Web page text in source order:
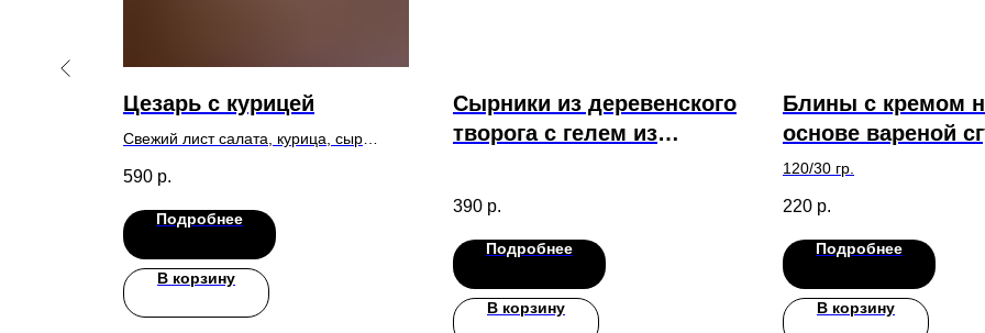
Цезарь с курицей
Свежий лист салата, курица, сыр
соус цезарь
590 р.
Подробнее
В корзину
Сырники из деревенского
творога с гелем из
390 р.
Подробнее
В корзину
Блины с кремом
основе вареной
и орехов
120/30 гр.
220 р.
Подробнее
В корзину